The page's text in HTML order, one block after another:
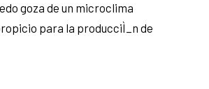
goza de un microclima
para la producciÌ_n de